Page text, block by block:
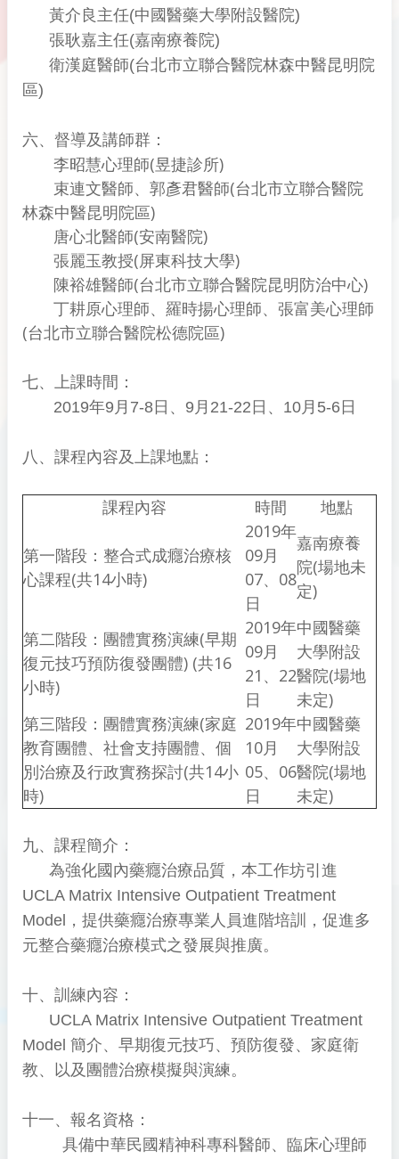
黃介良主任(中國醫藥大學附設醫院)
張耿嘉主任(嘉南療養院)
衛漢庭醫師(台北市立聯合醫院林森中醫昆明院
區)
六、督導及講師群：
李昭慧心理師(昱捷診所)
束連文醫師、郭彥君醫師(台北市立聯合醫院
林森中醫昆明院區)
唐心北醫師(安南醫院)
張麗玉教授(屏東科技大學)
陳裕雄醫師(台北市立聯合醫院昆明防治中心)
丁耕原心理師、羅時揚心理師、張富美心理師
(台北市立聯合醫院松德院區)
七、上課時間：
2019年9月7-8日、9月21-22日、10月5-6日
八、課程內容及上課地點：
課程內容 時間 地點
第一階段：整合式成癮治療核
心課程(共14小時)
2019年
09月
07、08
日
嘉南療養
院(場地未
定)
第二階段：團體實務演練(早期
復元技巧預防復發團體) (共16
小時)
2019年
09月
21、22
日
中國醫藥
大學附設
醫院(場地
未定)
第三階段：團體實務演練(家庭
教育團體、社會支持團體、個
別治療及行政實務探討(共14小
時)
2019年
10月
05、06
日
中國醫藥
大學附設
醫院(場地
未定)
九、課程簡介：
為強化國內藥癮治療品質，本工作坊引進
UCLA Matrix Intensive Outpatient Treatment
Model，提供藥癮治療專業人員進階培訓，促進多
元整合藥癮治療模式之發展與推廣。
十、訓練內容：
UCLA Matrix Intensive Outpatient Treatment
Model 簡介、早期復元技巧、預防復發、家庭衛
教、以及團體治療模擬與演練。
十一、報名資格：
具備中華民國精神科專科醫師、臨床心理師